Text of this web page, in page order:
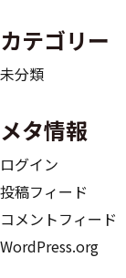
ョ
ン
カテゴリー
未分類
メタ情報
ログイン
投稿フィード
コメントフィード
WordPress.org